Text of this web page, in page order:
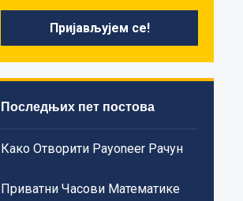
Последњих пет постова
Како Отворити Payoneer Рачун
Приватни Часови Математике